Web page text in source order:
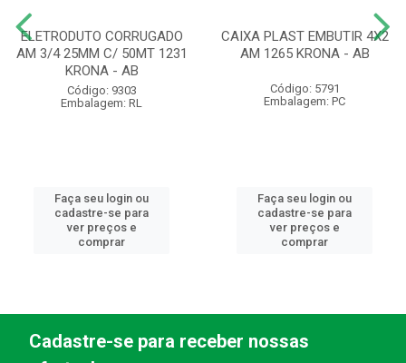
ELETRODUTO CORRUGADO
AM 3/4 25MM C/ 50MT 1231
KRONA - AB
Código: 9303
Embalagem: RL
Faça seu login ou
cadastre-se para
ver preços e
comprar
CAIXA PLAST EMBUTIR 4X2
AM 1265 KRONA - AB
Código: 5791
Embalagem: PC
Faça seu login ou
cadastre-se para
ver preços e
comprar
Cadastre-se para receber nossas